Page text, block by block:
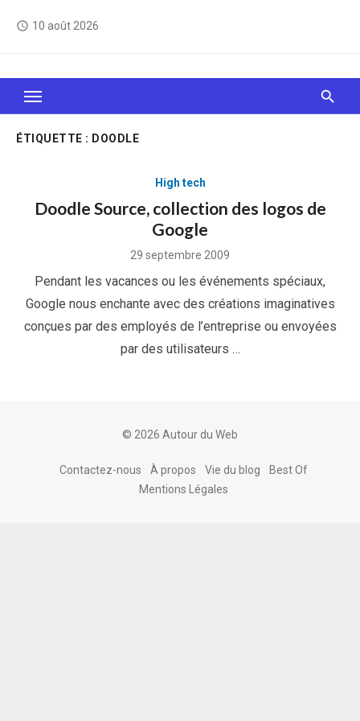
access_time 10 août 2026
Le Web, c'est comme une boîte de chocolats… On
sait jamais sur quoi on va tomber !
ÉTIQUETTE : DOODLE
High tech
Doodle Source, collection des logos de
Google
Posted
29 septembre 2009
Pendant les vacances ou les événements spéciaux,
Google nous enchante avec des créations imaginatives
conçues par des employés de l’entreprise ou envoyées
par des utilisateurs …
© 2026 Autour du Web
Contactez-nous À propos Vie du blog
Best Of
Mentions Légales